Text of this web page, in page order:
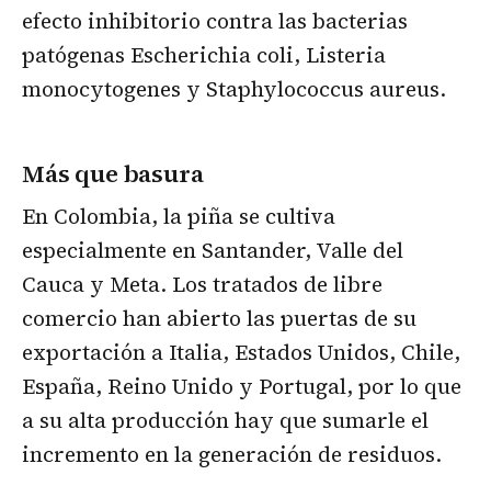
efecto inhibitorio contra las bacterias
patógenas Escherichia coli, Listeria
monocytogenes y Staphylococcus aureus.
Más que basura
En Colombia, la piña se cultiva
especialmente en Santander, Valle del
Cauca y Meta. Los tratados de libre
comercio han abierto las puertas de su
exportación a Italia, Estados Unidos, Chile,
España, Reino Unido y Portugal, por lo que
a su alta producción hay que sumarle el
incremento en la generación de residuos.